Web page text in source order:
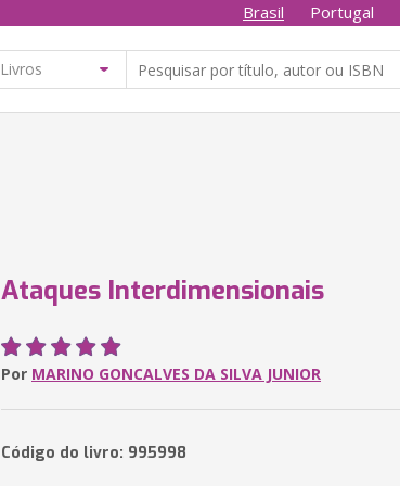
Brasil Portugal
Ataques Interdimensionais
Por MARINO GONCALVES DA SILVA JUNIOR
Código do livro: 995998